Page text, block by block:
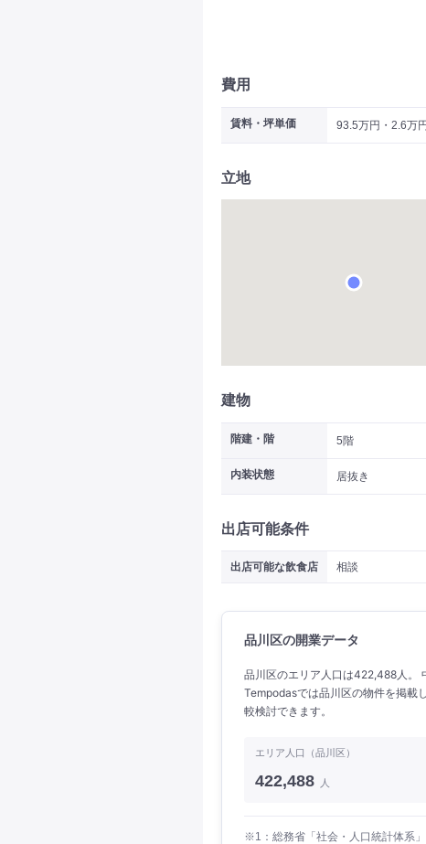
費用
賃料・坪単価 93.5万円・2.6万円
立地
建物
階建・階 5階
内装状態 居抜き
出店可能条件
出店可能な飲食店 相談
品川区の開業データ
品川区のエリア人口は422,488人。
Tempodasでは品川区の物件を掲載
較検討できます。
エリア人口（品川区）
422,488 人
※1：総務省「社会・人口統計体系